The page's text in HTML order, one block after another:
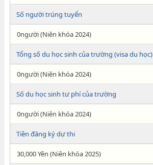
Số người trúng tuyển
0người (Niên khóa 2024)
Tổng số du học sinh của trường (visa du học)
0người (Niên khóa 2024)
Số du học sinh tư phí của trường
0người (Niên khóa 2024)
Tiền đăng ký dự thi
30,000 Yên (Niên khóa 2025)